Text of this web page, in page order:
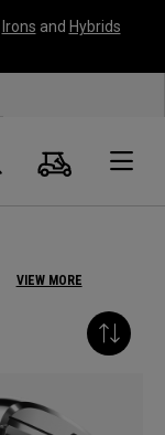
Irons and Hybrids
Suche
VIEW MORE